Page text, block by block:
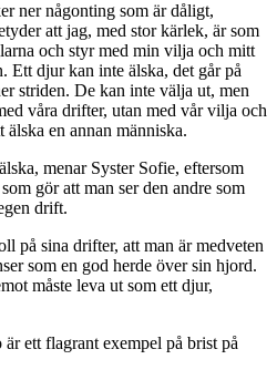
ner någonting som är dåligt,
att jag, med stor kärlek, är som
och styr med min vilja och mitt
djur kan inte älska, det går på
striden. De kan inte välja ut, men
våra drifter, utan med vår vilja och
en annan människa.
menar Syster Sofie, eftersom
gör att man ser den andre som
drift.
på sina drifter, att man är medveten
som en god herde över sin hjord.
måste leva ut som ett djur,
är ett flagrant exempel på brist på